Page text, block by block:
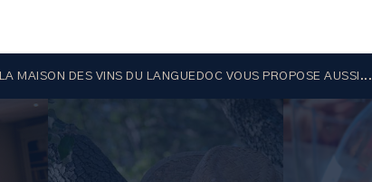
LA MAISON DES VINS DU LANGUEDOC VOUS PROPOSE AUSSI...